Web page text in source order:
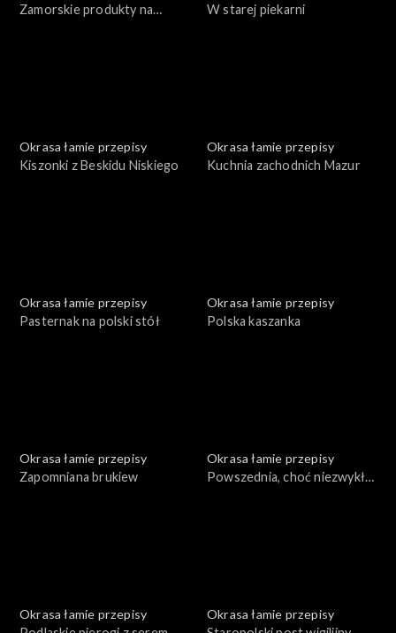
Zamorskie produkty na
W starej piekarni
Okrasa łamie przepisy
Kiszonki z Beskidu Niskiego
Okrasa łamie przepisy
Kuchnia zachodnich Mazur
Okrasa łamie przepisy
Pasternak na polski stół
Okrasa łamie przepisy
Polska kaszanka
Okrasa łamie przepisy
Zapomniana brukiew
Okrasa łamie przepisy
Powszednia, choć niezwykła
Okrasa łamie przepisy
Okrasa łamie przepisy